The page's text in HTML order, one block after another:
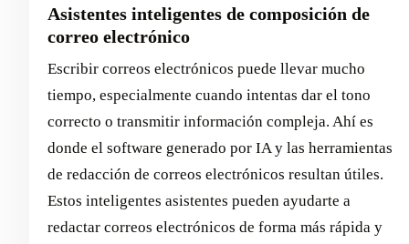
Asistentes inteligentes de composición de
correo electrónico
Escribir correos electrónicos puede llevar mucho
tiempo, especialmente cuando intentas dar el tono
correcto o transmitir información compleja. Ahí es
donde el software generado por IA y las herramientas
de redacción de correos electrónicos resultan útiles.
Estos inteligentes asistentes pueden ayudarte a
redactar correos electrónicos de forma más rápida y